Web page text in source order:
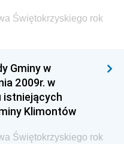
Świętokrzyskiego rok
Gminy w
2009r. w
istniejących
Klimontów
Świętokrzyskiego rok